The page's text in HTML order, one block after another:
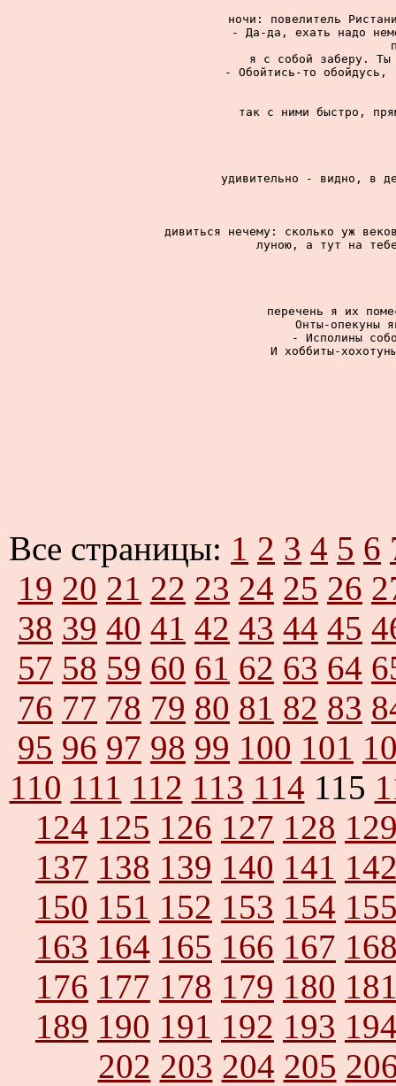
ночи: повелитель
- Да-да, ехать надо
я с собой заберу. Ты
- Обойтись-то
так с ними быстро,
удивительно - видно, в
дивиться нечему: сколько уж
луною, а тут на
перечень я их
Онты-опекуны
- Исполины
И хоббиты-
Все страницы: 1 2 3 4 5 6
19 20 21 22 23 24 25 26
38 39 40 41 42 43 44 45
57 58 59 60 61 62 63 64
76 77 78 79 80 81 82 83
95 96 97 98 99 100 101
110 111 112 113 114 115
124 125 126 127 128
137 138 139 140 141
150 151 152 153 154
163 164 165 166 167
176 177 178 179 180
189 190 191 192 193
202 203 204 205